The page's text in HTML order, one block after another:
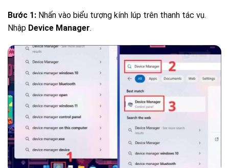
Bước 1: Nhấn vào biểu tượng kính lúp trên thanh tác vụ.
Nhập Device Manager.